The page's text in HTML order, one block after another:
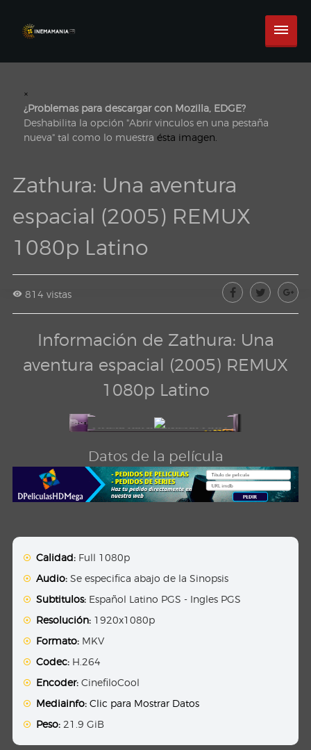
×
¿Problemas para descargar con Mozilla, EDGE?
Deshabilita la opción "Abrir vinculos en una pestaña
nueva" tal como lo muestra ésta imagen.
Zathura: Una aventura
espacial (2005) REMUX
1080p Latino
814 vistas
Información de Zathura: Una
aventura espacial (2005) REMUX
1080p Latino
Datos de la película
Calidad: Full 1080p
Audio: Se especifica abajo de la Sinopsis
Subtitulos: Español Latino PGS - Ingles PGS
Resolución: 1920x1080p
Formato: MKV
Codec: H.264
Encoder: CinefiloCool
Mediainfo: Clic para Mostrar Datos
Peso: 21.9 GiB